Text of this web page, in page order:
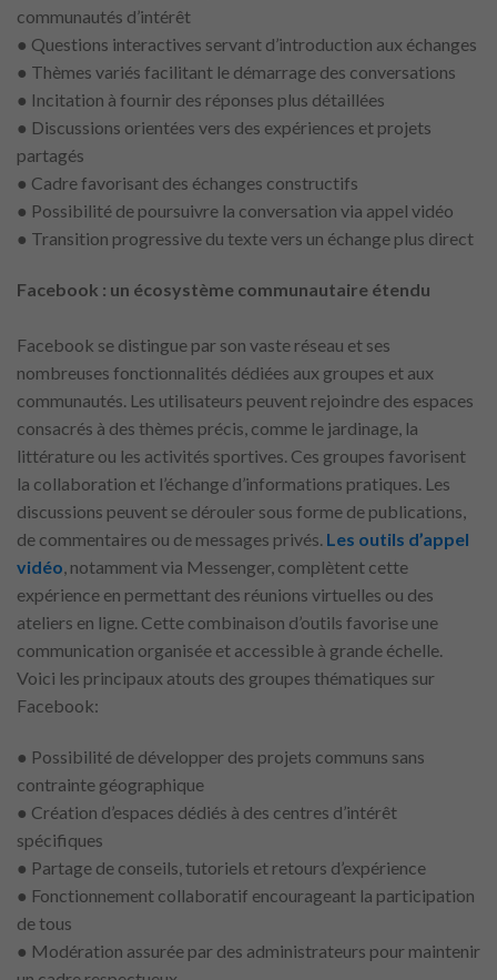
communautés d’intérêt
● Questions interactives servant d’introduction aux échanges
● Thèmes variés facilitant le démarrage des conversations
● Incitation à fournir des réponses plus détaillées
● Discussions orientées vers des expériences et projets
partagés
● Cadre favorisant des échanges constructifs
● Possibilité de poursuivre la conversation via appel vidéo
● Transition progressive du texte vers un échange plus direct
Facebook : un écosystème communautaire étendu
Facebook se distingue par son vaste réseau et ses
nombreuses fonctionnalités dédiées aux groupes et aux
communautés. Les utilisateurs peuvent rejoindre des espaces
consacrés à des thèmes précis, comme le jardinage, la
littérature ou les activités sportives. Ces groupes favorisent
la collaboration et l’échange d’informations pratiques. Les
discussions peuvent se dérouler sous forme de publications,
de commentaires ou de messages privés. Les outils d’appel
vidéo , notamment via Messenger, complètent cette
expérience en permettant des réunions virtuelles ou des
ateliers en ligne. Cette combinaison d’outils favorise une
communication organisée et accessible à grande échelle.
Voici les principaux atouts des groupes thématiques sur
Facebook:
● Possibilité de développer des projets communs sans
contrainte géographique
● Création d’espaces dédiés à des centres d’intérêt
spécifiques
● Partage de conseils, tutoriels et retours d’expérience
● Fonctionnement collaboratif encourageant la participation
de tous
● Modération assurée par des administrateurs pour maintenir